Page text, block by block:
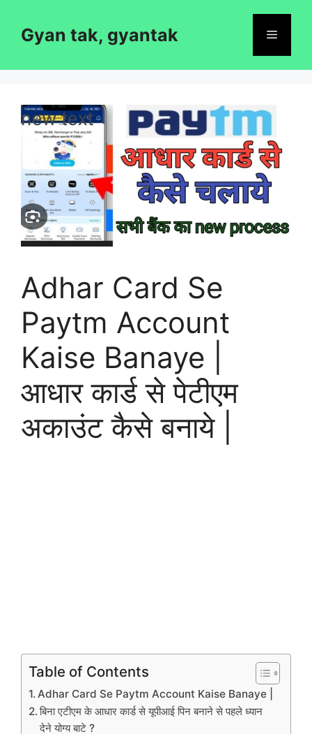
contentGyan tak, gyantak Menu
Adhar Card Se
Paytm Account
Kaise Banaye |
आधार कार्ड से पेटीएम
अकाउंट कैसे बनाये |
Table of Contents
Adhar Card Se Paytm Account Kaise Banaye |
बिना एटीएम के आधार कार्ड से यूपीआई पिन बनाने से पहले ध्यान
देने योग्य बाटे ?